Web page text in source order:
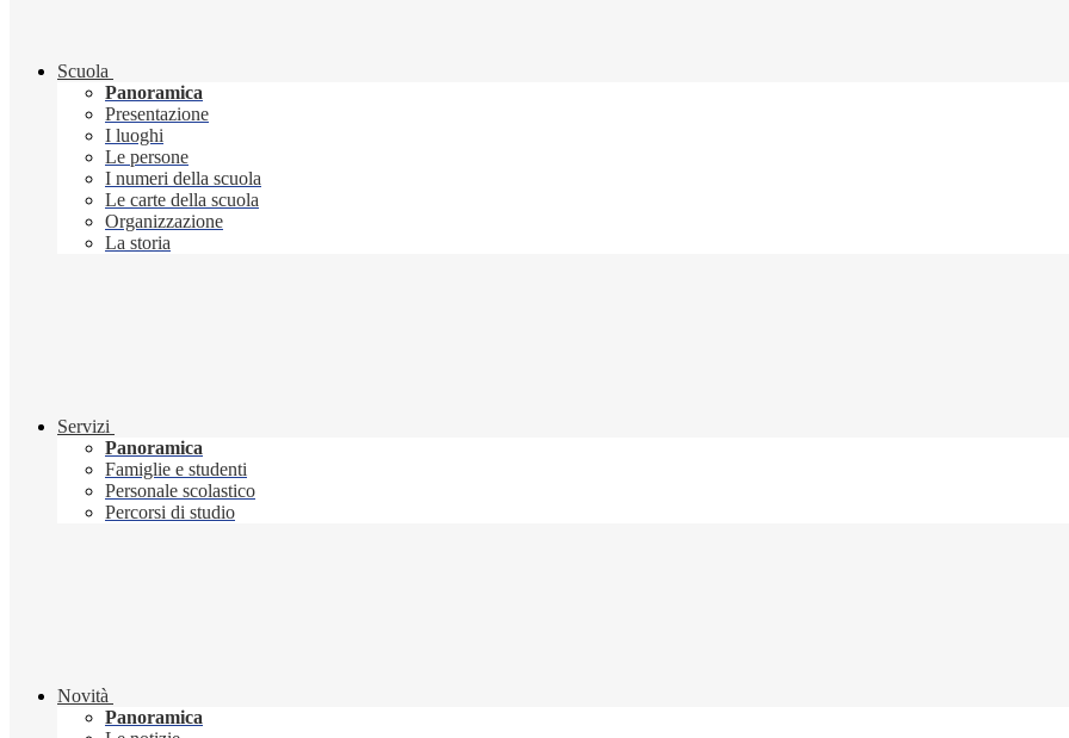
Scuola
Panoramica
Presentazione
I luoghi
Le persone
I numeri della scuola
Le carte della scuola
Organizzazione
La storia
Servizi
Panoramica
Famiglie e studenti
Personale scolastico
Percorsi di studio
Novità
Panoramica